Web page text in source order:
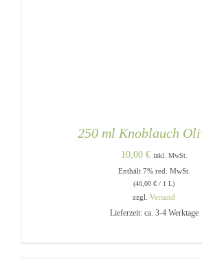
250 ml Knoblauch
10,00 € inkl. MwSt.
Enthält 7% red. MwSt.
(40,00 € / 1 L)
zzgl. Versand
Lieferzeit: ca. 3-4 Werktage